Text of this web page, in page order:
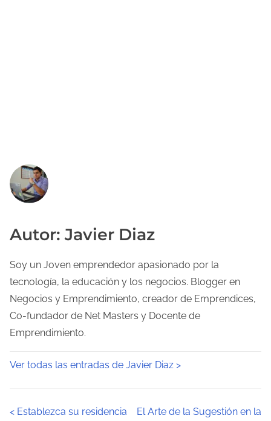
Autor: Javier Diaz
Soy un Joven emprendedor apasionado por la
tecnología, la educación y los negocios. Blogger en
Negocios y Emprendimiento, creador de Emprendices,
Co-fundador de Net Masters y Docente de
Emprendimiento.
Ver todas las entradas de Javier Diaz >
N
< Establezca su residencia El Arte de la Sugestión en la